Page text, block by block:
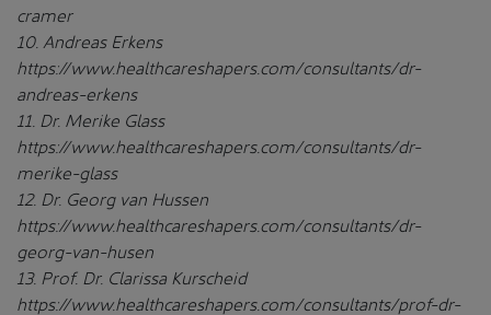
cramer
10. Andreas Erkens
https://www.healthcareshapers.com/consultants/dr-
andreas-erkens
11. Dr. Merike Glass
https://www.healthcareshapers.com/consultants/dr-
merike-glass
12. Dr. Georg van Hussen
https://www.healthcareshapers.com/consultants/dr-
georg-van-husen
13. Prof. Dr. Clarissa Kurscheid
https://www.healthcareshapers.com/consultants/prof-dr-